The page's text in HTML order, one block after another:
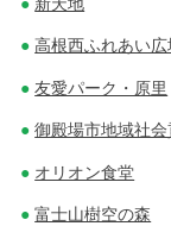
高根西ふれあい広
友愛パーク・原里
御殿場市地域社
オリオン食堂
富士山樹空の森